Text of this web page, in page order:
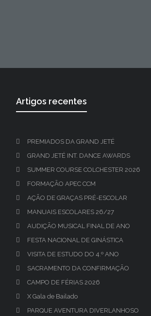
Artigos recentes
PREMIADOS DA GRAND JETÉ
GRAND JETÉ INT. DANCE AWARDS
SUMMER COURSE COLCHESTER 2026
FORMAÇÃO APEC CCM
AÇÃO DE GRAÇAS PRÉ-ESCOLAR
MANUAIS ESCOLARES 26/27
AUDIÇÃO MUSICAL FINAL DE ANO
FESTA NACIONAL DE GINÁSTICA
VISITA DE ESTUDO DO 4.º ANO
SACRAMENTO DA CONFIRMAÇÃO
CAMPO DE FÉRIAS 2026
X Gala de Bailado
PARQUE AVENTURA DIVERLANHOSO